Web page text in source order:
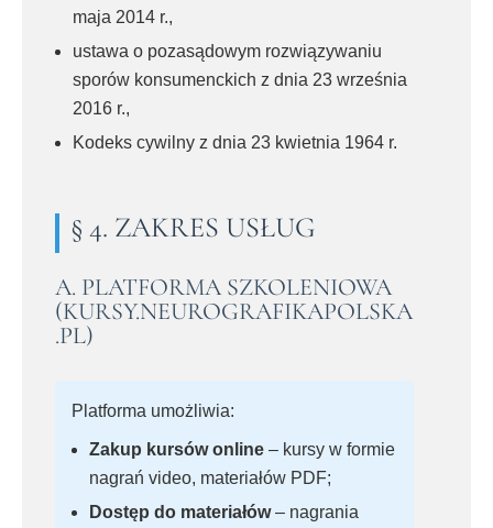
maja 2014 r.,
ustawa o pozasądowym rozwiązywaniu
sporów konsumenckich z dnia 23 września
2016 r.,
Kodeks cywilny z dnia 23 kwietnia 1964 r.
§ 4. ZAKRES USŁUG
A. PLATFORMA SZKOLENIOWA
(KURSY.NEUROGRAFIKAPOLSKA
.PL)
Platforma umożliwia:
Zakup kursów online – kursy w formie
nagrań video, materiałów PDF;
Dostęp do materiałów– nagrania